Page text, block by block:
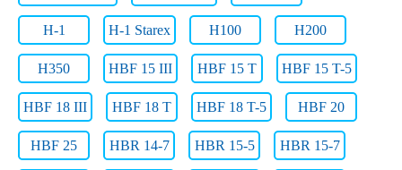
H-1 H-1 Starex H100 H200
H350 HBF 15 III HBF 15 T HBF 15 T-5
HBF 18 III HBF 18 T HBF 18 T-5 HBF 20
HBF 25 HBR 14-7 HBR 15-5 HBR 15-7